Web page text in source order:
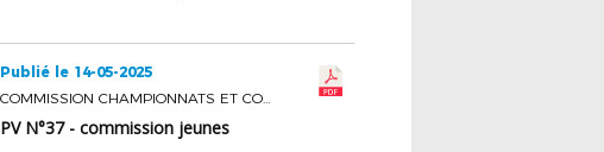
Publié le 14-05-2025
COMMISSION CHAMPIONNATS ET COUPES JEUNES
PV N°37 - commission jeunes